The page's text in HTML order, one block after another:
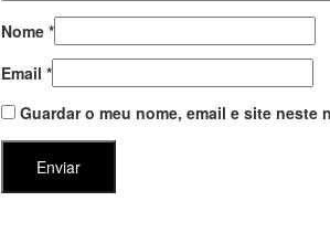
Nome *
Email *
Guardar o meu nome, email e site neste